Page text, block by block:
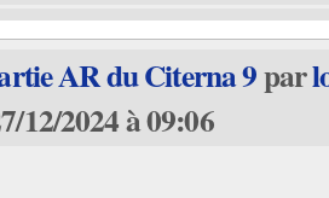
AR du Citerna 9par
12/2024 à 09:06